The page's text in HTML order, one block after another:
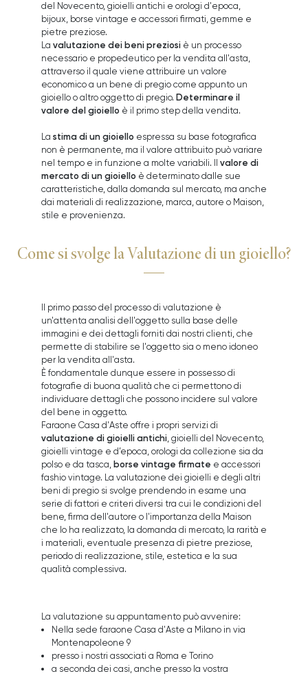
del Novecento, gioielli antichi e orologi d'epoca,
bijoux, borse vintage e accessori firmati, gemme e
pietre preziose.
La valutazione dei beni preziosi è un processo
necessario e propedeutico per la vendita all'asta,
attraverso il quale viene attribuire un valore
economico a un bene di pregio come appunto un
gioiello o altro oggetto di pregio. Determinare il
valore del gioiello è il primo step della vendita.
La stima di un gioiello espressa su base fotografica
non è permanente, ma il valore attribuito può variare
nel tempo e in funzione a molte variabili. Il valore di
mercato di un gioiello è determinato dalle sue
caratteristiche, dalla domanda sul mercato, ma anche
dai materiali di realizzazione, marca, autore o Maison,
stile e provenienza.
Come si svolge la Valutazione di un gioiello?
Il primo passo del processo di valutazione è
un'attenta analisi dell'oggetto sulla base delle
immagini e dei dettagli forniti dai nostri clienti, che
permette di stabilire se l'oggetto sia o meno idoneo
per la vendita all'asta.
È fondamentale dunque essere in possesso di
fotografie di buona qualità che ci permettono di
individuare dettagli che possono incidere sul valore
del bene in oggetto.
Faraone Casa d'Aste offre i propri servizi di
valutazione di gioielli antichi, gioielli del Novecento,
gioielli vintage e d’epoca, orologi da collezione sia da
polso e da tasca, borse vintage firmate e accessori
fashio vintage. La valutazione dei gioielli e degli altri
beni di pregio si svolge prendendo in esame una
serie di fattori e criteri diversi tra cui le condizioni del
bene, firma dell'autore o l'importanza della Maison
che lo ha realizzato, la domanda di mercato, la rarità e
i materiali, eventuale presenza di pietre preziose,
periodo di realizzazione, stile, estetica e la sua
qualità complessiva.
La valutazione su appuntamento può avvenire:
Nella sede faraone Casa d'Aste a Milano in via
Montenapoleone 9
presso i nostri associati a Roma e Torino
a seconda dei casi, anche presso la vostra